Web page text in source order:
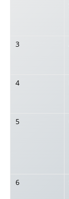
3
4
5
6